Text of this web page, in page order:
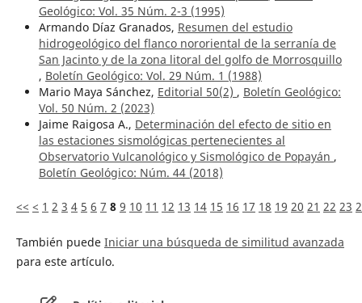
Geológico: Vol. 35 Núm. 2-3 (1995)
Armando Díaz Granados, Resumen del estudio
hidrogeológico del flanco nororiental de la serranía de
San Jacinto y de la zona litoral del golfo de Morrosquillo
, Boletín Geológico: Vol. 29 Núm. 1 (1988)
Mario Maya Sánchez, Editorial 50(2) , Boletín Geológico:
Vol. 50 Núm. 2 (2023)
Jaime Raigosa A., Determinación del efecto de sitio en
las estaciones sismológicas pertenecientes al
Observatorio Vulcanológico y Sismológico de Popayán ,
Boletín Geológico: Núm. 44 (2018)
<< < 1 2 3 4 5 6 7 8 9 10 11 12 13 14 15 16 17 18 19 20 21 22 23
También puede Iniciar una búsqueda de similitud avanzada
para este artículo.